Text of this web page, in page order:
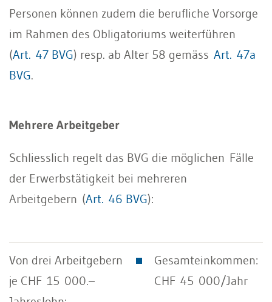
Personen können zudem die berufliche Vorsorge
im Rahmen des Obligatoriums weiterführen
(Art. 47 BVG) resp. ab Alter 58 gemäss Art. 47a
BVG.
Mehrere Arbeitgeber
Schliesslich regelt das BVG die möglichen Fälle
der Erwerbstätigkeit bei mehreren
Arbeitgebern (Art. 46 BVG):
Gesamteinkommen:
CHF 45 000/Jahr